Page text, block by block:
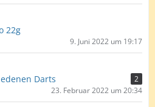
22g
9. Juni 2022 um 19:17
Darts
2
23. Februar 2022 um 20:34